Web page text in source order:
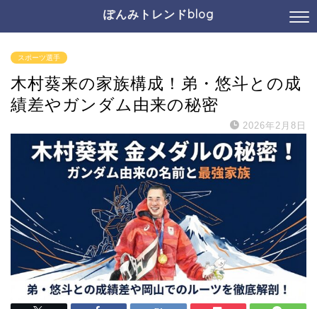
ぽんみトレンドblog
スポーツ選手
木村葵来の家族構成！弟・悠斗との成
績差やガンダム由来の秘密
2026年2月8日